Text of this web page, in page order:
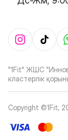
"1Fit" ЖШС
кластерлік
Copyright ©1Fit,